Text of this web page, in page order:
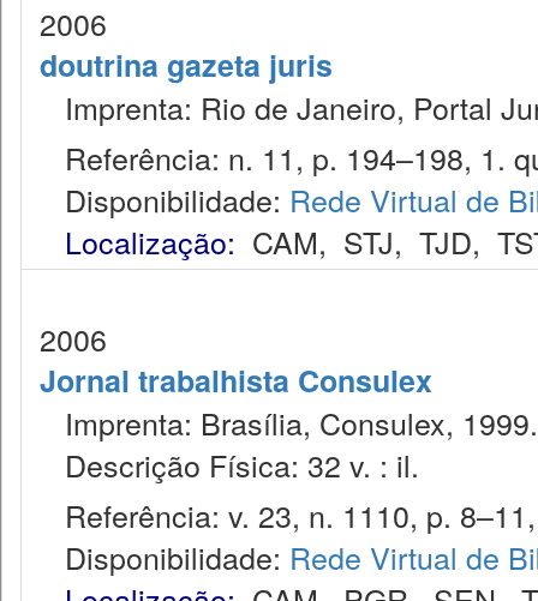
2006
doutrina gazeta juris
Imprenta: Rio de Janeiro, Portal
Referência: n. 11, p. 194–198, 1.
Disponibilidade: Rede Virtual de
Localização: CAM, STJ, TJD,
2006
Jornal trabalhista Consulex
Imprenta: Brasília, Consulex, 1999.
Descrição Física: 32 v. : il.
Referência: v. 23, n. 1110, p.
Disponibilidade: Rede Virtual de